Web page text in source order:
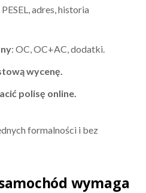
PESEL, adres, historia
: OC, OC+AC, dodatki.
wycenę.
polisę online.
formalności i bez
wymaga